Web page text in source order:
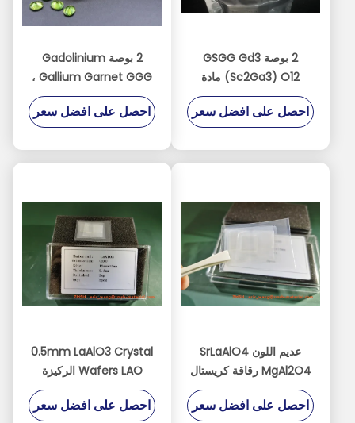
2 بوصة GSGG Gd3
(Sc2Ga3) O12 مادة
الكريستال الركيزة SGGG
CaMgZr GGG TGG
احصل على افضل سعر
2 بوصة Gadolinium
Gallium Garnet GGG ،
مادة كريستال الركيزة
Gd3Ga5O12
احصل على افضل سعر
عديم اللون SrLaAlO4
MgAl2O4 رقاقة كريستال
الركيزة للتقاطع فائق
التوصيل
احصل على افضل سعر
0.5mm LaAlO3 Crystal
Wafers LAO الركيزة
البلورية المفردة
احصل على افضل سعر